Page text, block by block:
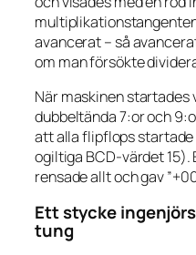
avancerat – så
om man försökte
När maskinen startades
dubbeltända 7:or och
att alla flipflops startade
ogiltiga BCD-värdet 15).
rensade allt och gav
Ett stycke
tung